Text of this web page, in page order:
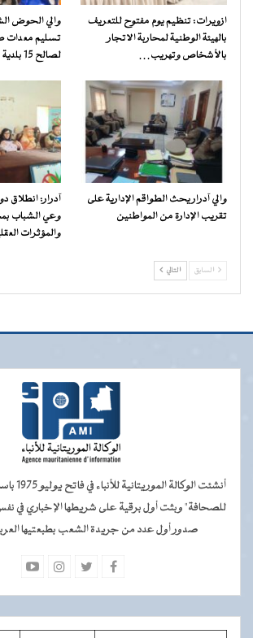
ازويرات: تنظيم يوم مفتوح للتعريف
بالهيئة الوطنية لمحاربة الاتجار
بالأشخاص وتهريب…
والي الحوض
تسليم معدات
لصالح 15 بلدية
والي آدرار يحث الطواقم الإدارية على
تقريب الإدارة من المواطنين
آدرار: انطلاق
وعي الشباب
والمؤثرات
السابق التالي
أنشئت
للصحافة" وبثت أول برقية على شريطها الإخباري في
صدور أول عدد من جريدة الشعب بطبعتيها